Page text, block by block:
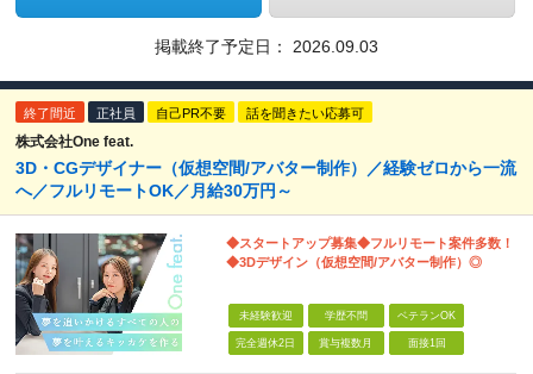
掲載終了予定日： 2026.09.03
終了間近 正社員 自己PR不要 話を聞きたい応募可
株式会社One feat.
3D・CGデザイナー（仮想空間/アバター制作）／経験ゼロから一流
へ／フルリモートOK／月給30万円～
◆スタートアップ募集◆フルリモート案件多数！
◆3Dデザイン（仮想空間/アバター制作）◎
未経験歓迎 学歴不問 ベテランOK
完全週休2日 賞与複数月 面接1回